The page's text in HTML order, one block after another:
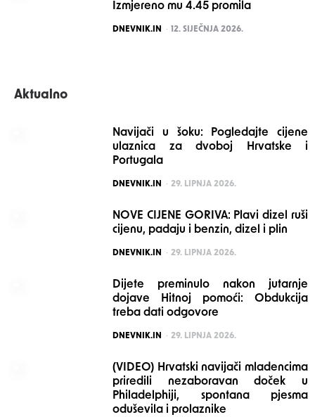
Izmjereno mu 4.45 promila
POSTED
DNEVNIK.IN 12. SIJEČNJA 2026.
Aktualno
Navijači u šoku: Pogledajte cijene
ulaznica za dvoboj Hrvatske i
Portugala
POSTED
DNEVNIK.IN 29. LIPNJA 2026.
NOVE CIJENE GORIVA: Plavi dizel ruši
cijenu, padaju i benzin, dizel i plin
POSTED
DNEVNIK.IN 29. LIPNJA 2026.
Dijete preminulo nakon jutarnje
dojave Hitnoj pomoći: Obdukcija
treba dati odgovore
POSTED
DNEVNIK.IN 29. LIPNJA 2026.
(VIDEO) Hrvatski navijači mladencima
priredili nezaboravan doček u
Philadelphiji, spontana pjesma
oduševila i prolaznike